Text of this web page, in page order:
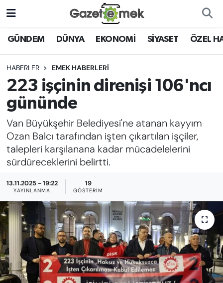
GÜNDEM DÜNYA EKONOMİ SİYASET ÖZEL
HABERLER EMEK HABERLERİ
223 işçinin direnişi 106'ncı
gününde
Van Büyükşehir Belediyesi'ne atanan kayyım
Ozan Balcı tarafından işten çıkartılan işçiler,
talepleri karşılanana kadar mücadelelerini
sürdüreceklerini belirtti.
13.11.2025 - 19:22
YAYINLANMA
19
GÖSTERIM
DÜNYA
EKONOMİ
EMEK HABERLERİ
GAZETECİLİĞİNİ GELİŞTİRMEK
FAYDALI BİLGİLER
GÜNDEM
EĞİTİM
KADIN
SAĞLIK
SPOR
Nöbetçi Eczaneler
Hava Durumu
İstanbul Namaz Vakitleri
Süper Lig Puan Durumu ve Fikstür
Tüm Manşetler
Son Dakika Haberleri
Haber Arşivi